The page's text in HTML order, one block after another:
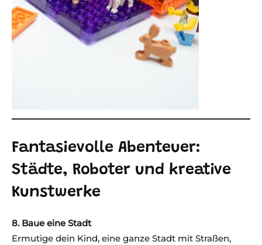
Fantasievolle Abenteuer:
Städte, Roboter und kreative
Kunstwerke
8. Baue eine Stadt
Ermutige dein Kind, eine ganze Stadt mit Straßen,